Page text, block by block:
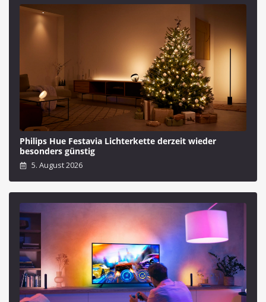
Philips Hue Festavia Lichterkette derzeit wieder
besonders günstig
5. August 2026